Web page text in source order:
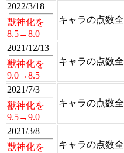
2022/3/18
獣神化を
8.5→8.0
キャラの点数
2021/12/13
獣神化を
9.0→8.5
キャラの点数
2021/7/3
獣神化を
9.5→9.0
キャラの点数
2021/3/8
獣神化を
キャラの点数